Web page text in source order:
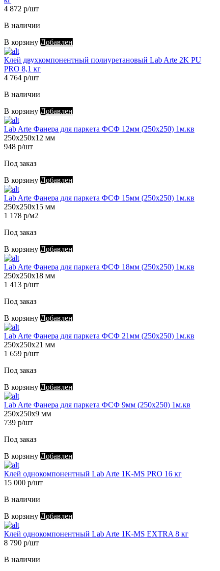
4 872 р/шт
В наличии
В корзину Добавлен
Клей двухкомпонентный полиуретановый Lab Arte 2K PU
PRO 8,1 кг
4 764 р/шт
В наличии
В корзину Добавлен
Lab Arte Фанера для паркета ФСФ 12мм (250х250) 1м.кв
250х250х12 мм
948 р/шт
Под заказ
В корзину Добавлен
Lab Arte Фанера для паркета ФСФ 15мм (250х250) 1м.кв
250х250х15 мм
1 178 р/м2
Под заказ
В корзину Добавлен
Lab Arte Фанера для паркета ФСФ 18мм (250х250) 1м.кв
250х250х18 мм
1 413 р/шт
Под заказ
В корзину Добавлен
Lab Arte Фанера для паркета ФСФ 21мм (250х250) 1м.кв
250х250х21 мм
1 659 р/шт
Под заказ
В корзину Добавлен
Lab Arte Фанера для паркета ФСФ 9мм (250х250) 1м.кв
250х250х9 мм
739 р/шт
Под заказ
В корзину Добавлен
Клей однокомпонентный Lab Arte 1K-MS PRO 16 кг
15 000 р/шт
В наличии
В корзину Добавлен
Клей однокомпонентный Lab Arte 1K-MS EXTRA 8 кг
8 790 р/шт
В наличии